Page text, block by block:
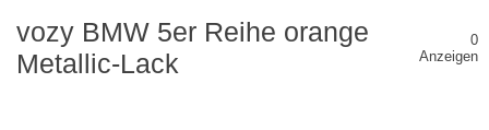
vozy BMW 5er Reihe orange
Metallic-Lack
0
Anzeigen